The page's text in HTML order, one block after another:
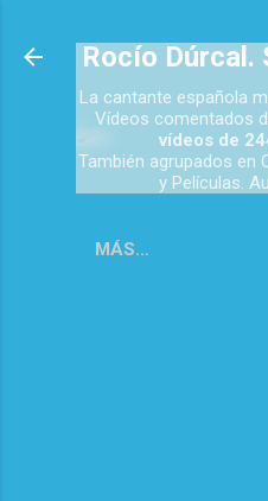
Rocío Dúrcal.
La cantante española
Vídeos comentados
vídeos de
También agrupados en
y Películas.
MÁS…